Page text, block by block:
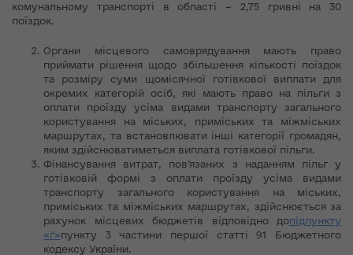
комунальному транспорті в області – 2,75 гривні на 30
поїздок.
Органи місцевого самоврядування мають право
приймати рішення щодо збільшення кількості поїздок
та розміру суми щомісячної готівкової виплати для
окремих категорій осіб, які мають право на пільги з
оплати проїзду усіма видами транспорту загального
користування на міських, приміських та міжміських
маршрутах, та встановлювати інші категорії громадян,
яким здійснюватиметься виплата готівкової пільги.
Фінансування витрат, пов’язаних з наданням пільг у
готівковій формі з оплати проїзду усіма видами
транспорту загального користування на міських,
приміських та міжміських маршрутах, здійснюється за
рахунок місцевих бюджетів відповідно допідпункту
«ґ»пункту 3 частини першої статті 91 Бюджетного
кодексу України.